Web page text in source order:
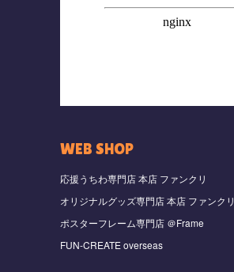
WEB SHOP
応援うちわ専門店 本店 ファンクリ
オリジナルグッズ専門店 本店 ファンクリ
ポスターフレーム専門店 ＠Frame
FUN-CREATE overseas